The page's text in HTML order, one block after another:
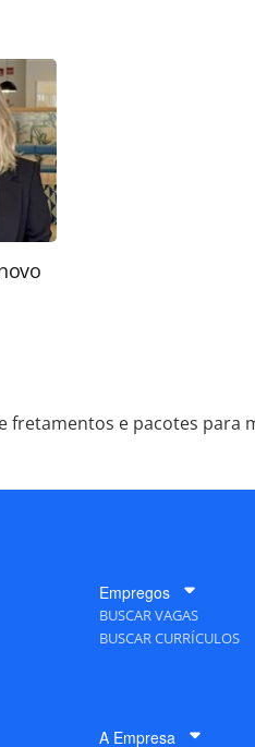
10/cvc-corp-promove-
ou as ferramentas
Editora é protegido
o conteúdo sem
fretamentos e pacotes para
Empregos
BUSCAR VAGAS
BUSCAR CURRÍCULOS
A Empresa